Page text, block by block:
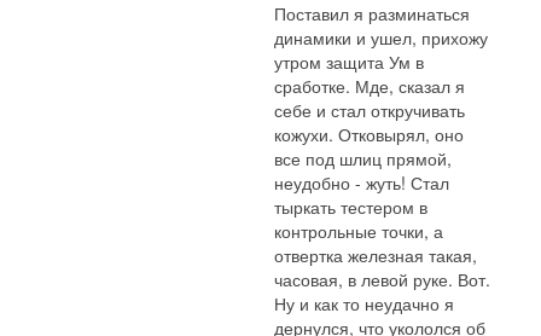
Поставил я разминаться
динамики и ушел, прихожу
утром защита Ум в
сработке. Мде, сказал я
себе и стал откручивать
кожухи. Отковырял, оно
все под шлиц прямой,
неудобно - жуть! Стал
тыркать тестером в
контрольные точки, а
отвертка железная такая,
часовая, в левой руке. Вот.
Ну и как то неудачно я
дернулся, что укололся об